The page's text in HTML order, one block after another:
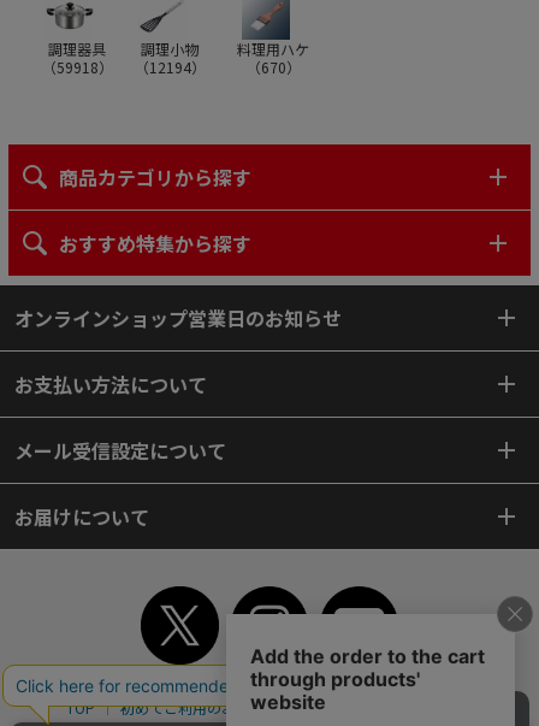
調理器具
（59918）
調理小物
（12194）
料理用ハケ
（670）
商品カテゴリから探す
おすすめ特集から探す
オンラインショップ営業日のお知らせ
お支払い方法について
メール受信設定について
お届けについて
TOP 初めてご利用のお客様へ ご利用案内